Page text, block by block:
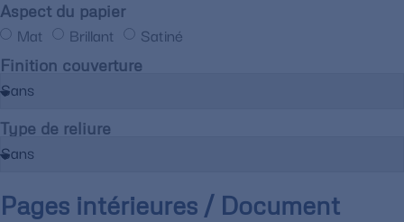
Aspect du papier
Mat Brillant Satiné
Finition couverture
Type de reliure
Pages intérieures / Document